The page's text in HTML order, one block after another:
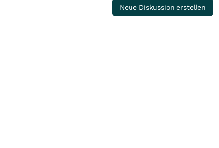
Neue Diskussion erstellen